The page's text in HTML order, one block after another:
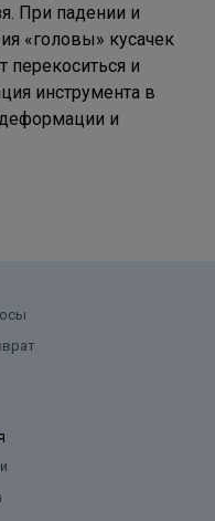
При падении и
«головы» кусачек
перекоситься и
инструмента в
и